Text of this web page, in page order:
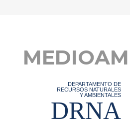
DEPARTAMENTO DE
RECURSOS NATURALES
Y AMBIENTALES
DRNA